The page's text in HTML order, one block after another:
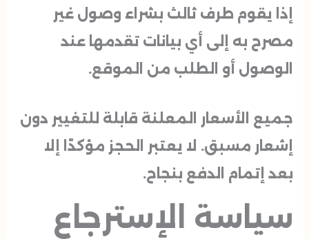
إذا يقوم طرف ثالث بشراء وصول غير
مصرح به إلى أي بيانات تقدمها عند
الوصول أو الطلب من الموقع.
جميع الأسعار المعلنة قابلة للتغيير دون
إشعار مسبق. لا يعتبر الحجز مؤكدًا إلا
بعد إتمام الدفع بنجاح.
سياسة الإسترجاع